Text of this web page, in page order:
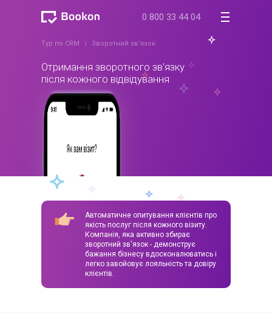
0 800 33 44 04
Тур по CRM Зворотний зв'язок
Отримання зворотного зв'язку
після кожного відвідування
Автоматичне опитування клієнтів про
якість послуг після кожного візиту.
Компанія, яка активно збирає
зворотний зв'язок - демонструє
бажання бізнесу вдосконалюватись і
легко завойовує лояльність та довіру
клієнтів.